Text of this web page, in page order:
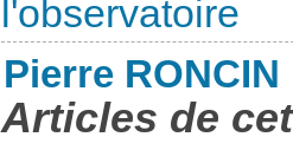
Pierre RONCIN
Articles de